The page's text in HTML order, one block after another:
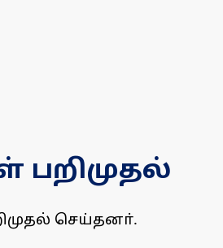
பறிமுதல்
செய்தனா்.